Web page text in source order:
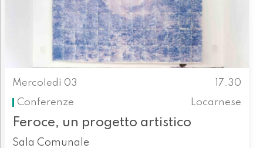
Mercoledì 03
17.30
Conferenze
Locarnese
Feroce, un progetto artistico
Sala Comunale